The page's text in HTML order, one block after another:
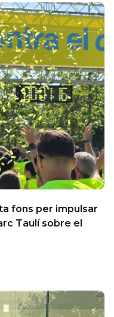
Taulí sobre el